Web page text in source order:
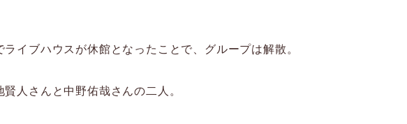
イブハウスが休館となったことで、グループは解散。
人さんと中野佑哉さんの二人。